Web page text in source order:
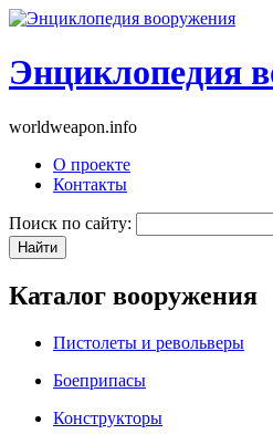
Энциклопедия
worldweapon.info
О проекте
Контакты
Поиск по сайту:
Каталог вооружения
Пистолеты и револьверы
Боеприпасы
Конструкторы